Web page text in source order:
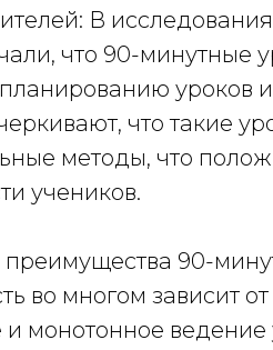
В
что 90-минутные
уроков
что такие
методы, что
учеников.
90-
во многом зависит
монотонное